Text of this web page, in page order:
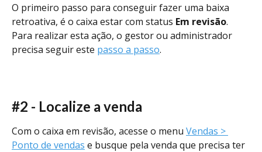
O primeiro passo para conseguir fazer uma baixa
retroativa, é o caixa estar com status Em revisão.
Para realizar esta ação, o gestor ou administrador
precisa seguir este passo a passo.
#2 - Localize a venda
Com o caixa em revisão, acesse o menu Vendas >
Ponto de vendas e busque pela venda que precisa ter